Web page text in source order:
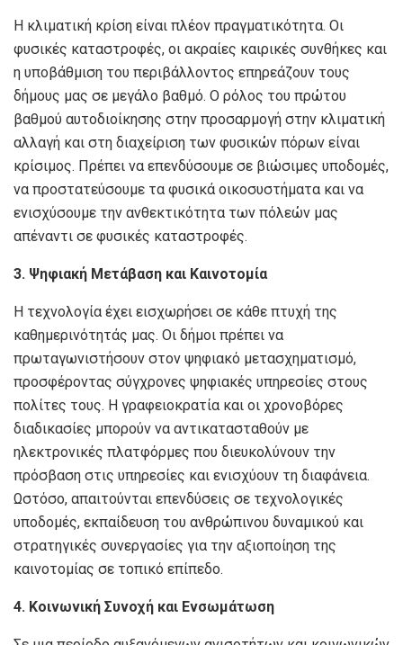
Η κλιματική κρίση είναι πλέον πραγματικότητα. Οι
φυσικές καταστροφές, οι ακραίες καιρικές συνθήκες και
η υποβάθμιση του περιβάλλοντος επηρεάζουν τους
δήμους μας σε μεγάλο βαθμό. Ο ρόλος του πρώτου
βαθμού αυτοδιοίκησης στην προσαρμογή στην κλιματική
αλλαγή και στη διαχείριση των φυσικών πόρων είναι
κρίσιμος. Πρέπει να επενδύσουμε σε βιώσιμες υποδομές,
να προστατεύσουμε τα φυσικά οικοσυστήματα και να
ενισχύσουμε την ανθεκτικότητα των πόλεών μας
απέναντι σε φυσικές καταστροφές.
3. Ψηφιακή Μετάβαση και Καινοτομία
Η τεχνολογία έχει εισχωρήσει σε κάθε πτυχή της
καθημερινότητάς μας. Οι δήμοι πρέπει να
πρωταγωνιστήσουν στον ψηφιακό μετασχηματισμό,
προσφέροντας σύγχρονες ψηφιακές υπηρεσίες στους
πολίτες τους. Η γραφειοκρατία και οι χρονοβόρες
διαδικασίες μπορούν να αντικατασταθούν με
ηλεκτρονικές πλατφόρμες που διευκολύνουν την
πρόσβαση στις υπηρεσίες και ενισχύουν τη διαφάνεια.
Ωστόσο, απαιτούνται επενδύσεις σε τεχνολογικές
υποδομές, εκπαίδευση του ανθρώπινου δυναμικού και
στρατηγικές συνεργασίες για την αξιοποίηση της
καινοτομίας σε τοπικό επίπεδο.
4. Κοινωνική Συνοχή και Ενσωμάτωση